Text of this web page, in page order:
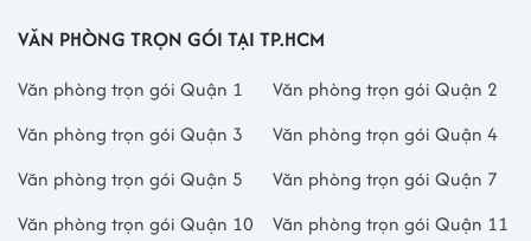
VĂN PHÒNG TRỌN GÓI TẠI TP.HCM
Văn phòng trọn gói Quận 1
Văn phòng trọn gói Quận 2
Văn phòng trọn gói Quận 3
Văn phòng trọn gói Quận 4
Văn phòng trọn gói Quận 5
Văn phòng trọn gói Quận 7
Văn phòng trọn gói Quận 10
Văn phòng trọn gói Quận 11